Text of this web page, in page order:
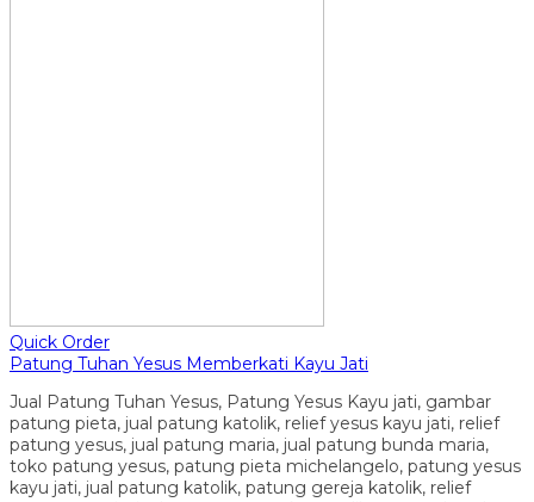
Quick Order
Patung Tuhan Yesus Memberkati Kayu Jati
Jual Patung Tuhan Yesus, Patung Yesus Kayu jati, gambar
patung pieta, jual patung katolik, relief yesus kayu jati, relief
patung yesus, jual patung maria, jual patung bunda maria,
toko patung yesus, patung pieta michelangelo, patung yesus
kayu jati, jual patung katolik, patung gereja katolik, relief